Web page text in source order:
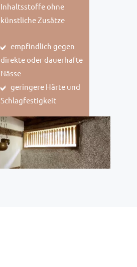
Inhaltsstoffe ohne
künstliche Zusätze
empfindlich gegen
direkte oder dauerhafte
Nässe
geringere Härte und
Schlagfestigkeit